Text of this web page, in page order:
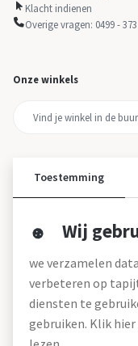
Klacht indienen
Overige vragen: 0499 - 373
Onze winkels
Over tapijtcentrum
Werken bij
Montageservice
Blog
Toestemming
Wij
we verzamelen
verbeteren op
diensten te
gebruiken. Klik hier